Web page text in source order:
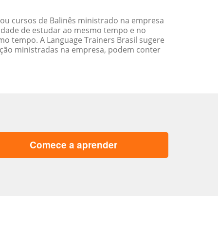
cursos de Balinês ministrado na empresa
de estudar ao mesmo tempo e no
tempo. A Language Trainers Brasil sugere
ministradas na empresa, podem conter
Comece a aprender